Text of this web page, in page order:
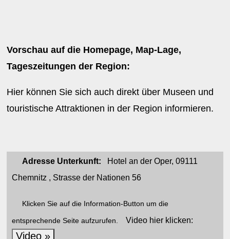
Vorschau auf die Homepage, Map-Lage,
Tageszeitungen der Region:
Hier können Sie sich auch direkt über Museen und
touristische Attraktionen in der Region informieren.
Adresse Unterkunft: Hotel an der Oper, 09111
Chemnitz , Strasse der Nationen 56
Klicken Sie auf die Information-Button um die
entsprechende Seite aufzurufen. Video hier klicken:
Video »